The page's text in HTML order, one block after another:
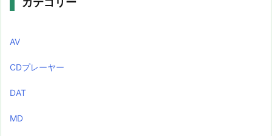
AV
CDプレーヤー
DAT
MD